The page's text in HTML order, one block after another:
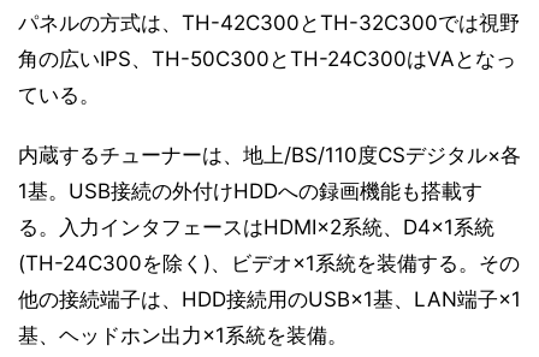
パネルの方式は、TH-42C300とTH-32C300では視野
角の広いIPS、TH-50C300とTH-24C300はVAとなっ
ている。
内蔵するチューナーは、地上/BS/110度CSデジタル×各
1基。USB接続の外付けHDDへの録画機能も搭載す
る。入力インタフェースはHDMI×2系統、D4×1系統
(TH-24C300を除く)、ビデオ×1系統を装備する。その
他の接続端子は、HDD接続用のUSB×1基、LAN端子×1
基、ヘッドホン出力×1系統を装備。